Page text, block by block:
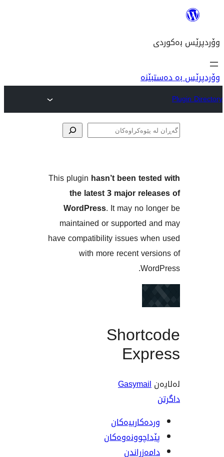
This pluginhasn’t been
the latest 3 major
WordPress. It may no
maintained or supported
have compatibility issues
with more recent